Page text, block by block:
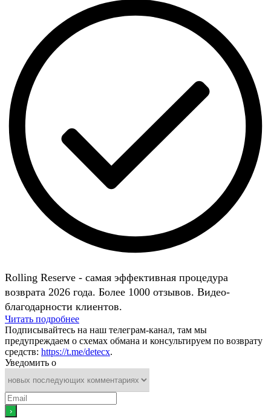
Rolling Reserve - самая эффективная процедура
возврата 2026 года. Более 1000 отзывов. Видео-
благодарности клиентов.
Читать подробнее
Подписывайтесь на наш телеграм-канал, там мы
предупреждаем о схемах обмана и консультируем по возврату
средств: https://t.me/detecx.
Уведомить о